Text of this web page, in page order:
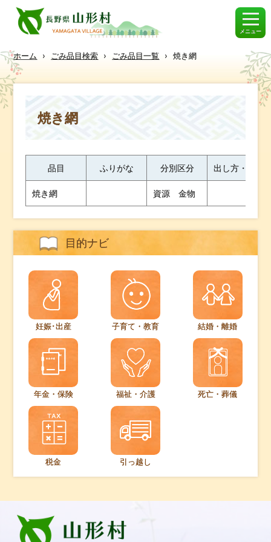
メニュー
ホーム › ごみ品目検索 › ごみ品目一覧 › 焼き網
焼き網
品目 ふりがな 分別区分 出し方・ワン
焼き網 資源 金物
目的ナビ
妊娠･出産 子育て・教育 結婚・離婚
年金・保険 福祉・介護 死亡・葬儀
税金 引っ越し